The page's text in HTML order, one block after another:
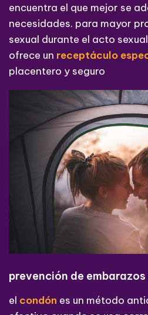
encuentra el que mejor se
necesidades. para mayor
sexual durante el acto
ofrece un receptáculo
placentero y seguro
prevención de
el condón es un método